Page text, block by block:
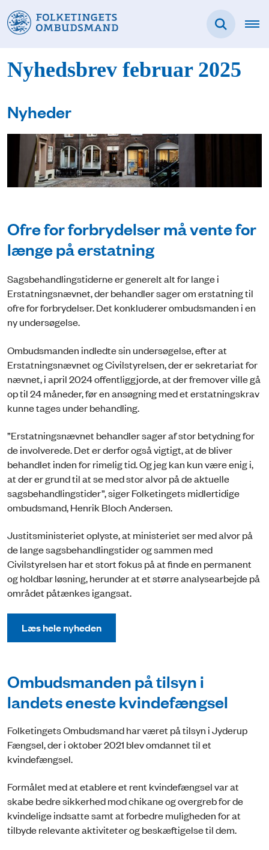
Nyhedsbrev februar 2025
Nyheder
Ofre for forbrydelser må vente for
længe på erstatning
Sagsbehandlingstiderne er generelt alt for lange i
Erstatningsnævnet, der behandler sager om erstatning til
ofre for forbrydelser. Det konkluderer ombudsmanden i en
ny undersøgelse.
Ombudsmanden indledte sin undersøgelse, efter at
Erstatningsnævnet og Civilstyrelsen, der er sekretariat for
nævnet, i april 2024 offentliggjorde, at der fremover ville gå
op til 24 måneder, før en ansøgning med et erstatningskrav
kunne tages under behandling.
”Erstatningsnævnet behandler sager af stor betydning for
de involverede. Det er derfor også vigtigt, at de bliver
behandlet inden for rimelig tid. Og jeg kan kun være enig i,
at der er grund til at se med stor alvor på de aktuelle
sagsbehandlingstider”, siger Folketingets midlertidige
ombudsmand, Henrik Bloch Andersen.
Justitsministeriet oplyste, at ministeriet ser med alvor på
de lange sagsbehandlingstider og sammen med
Civilstyrelsen har et stort fokus på at finde en permanent
og holdbar løsning, herunder at et større analysearbejde på
området påtænkes igangsat.
Læs hele nyheden
Ombudsmanden på tilsyn i
landets eneste kvindefængsel
Folketingets Ombudsmand har været på tilsyn i Jyderup
Fængsel, der i oktober 2021 blev omdannet til et
kvindefængsel.
Formålet med at etablere et rent kvindefængsel var at
skabe bedre sikkerhed mod chikane og overgreb for de
kvindelige indsatte samt at forbedre muligheden for at
tilbyde relevante aktiviteter og beskæftigelse til dem.